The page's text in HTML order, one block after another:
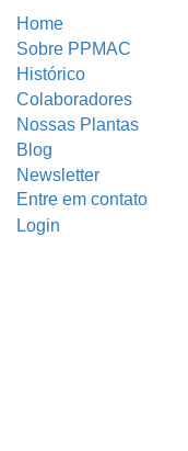
Home
Sobre PPMAC
Histórico
Colaboradores
Nossas Plantas
Blog
Newsletter
Entre em contato
Login